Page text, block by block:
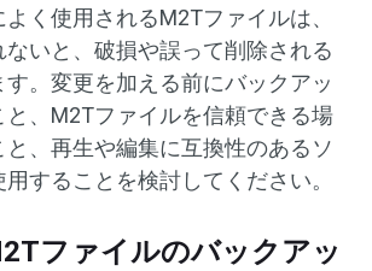
く使用されるM2Tファイルは、
いと、破損や誤って削除される
。変更を加える前にバックアッ
と、M2Tファイルを信頼できる場
と、再生や編集に互換性のあるソ
することを検討してください。
ファイルのバックアッ